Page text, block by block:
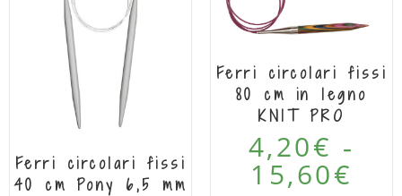
Ferri circolari fissi
40 cm Pony 6,5 mm
Ferri circolari fissi
80 cm in legno
KNIT PRO
4,20€ -
15,60€